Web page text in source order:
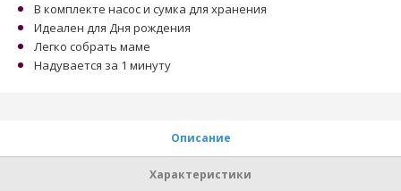
В комплекте насос и сумка для хранения
Идеален для Дня рождения
Легко собрать маме
Надувается за 1 минуту
Описание
Характеристики